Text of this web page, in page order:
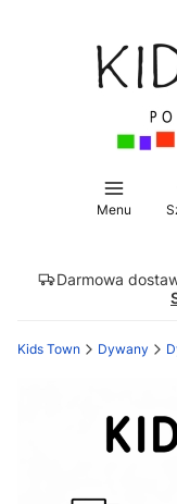
Menu
Darmowa
Kids Town Dywany